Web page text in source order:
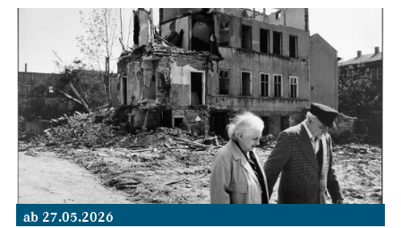
ab 27.05.2026